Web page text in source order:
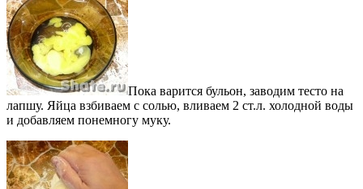
Пока варится бульон, заводим тесто на
лапшу. Яйца взбиваем с солью, вливаем 2 ст.л. холодной воды
и добавляем понемногу муку.